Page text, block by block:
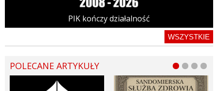
PIK kończy działalność
WSZYSTKIE
POLECANE ARTYKUŁY